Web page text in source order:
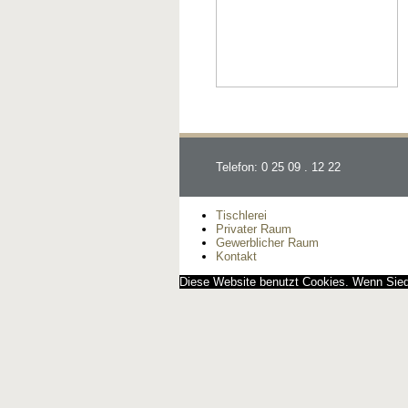
Telefon: 0 25 09 . 12 22
Tischlerei
Privater Raum
Gewerblicher Raum
Kontakt
Diese Website benutzt Cookies. Wenn